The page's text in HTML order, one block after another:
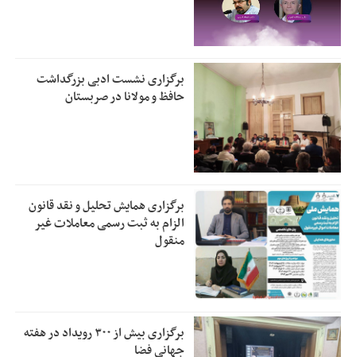
برگزاری نشست ادبی بزرگداشت
حافظ و مولانا در صربستان
برگزاری همایش تحلیل و نقد قانون
الزام به ثبت رسمی معاملات غیر
منقول
برگزاری بیش از ۳۰۰ رویداد در هفته
جهانی فضا